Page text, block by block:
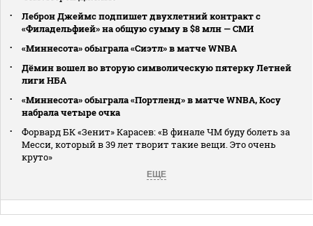
Леброн Джеймс подпишет двухлетний контракт с
«Филадельфией» на общую сумму в $8 млн — СМИ
«Миннесота» обыграла «Сиэтл» в матче WNBA
Дёмин вошел во вторую символическую пятерку Летней
лиги НБА
«Миннесота» обыграла «Портленд» в матче WNBA, Косу
набрала четыре очка
Форвард БК «Зенит» Карасев: «В финале ЧМ буду болеть за
Месси, который в 39 лет творит такие вещи. Это очень
круто»
ЕЩЕ